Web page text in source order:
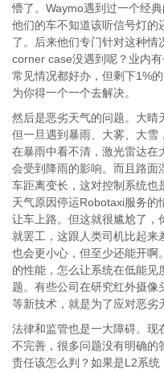
懵了。Waymo遇到过一个经
他们的车不知道该听信号灯的
了。后来他们专门针对这种情
corner case没遇到呢？业内
常见情况都好办，但剩下1%
为你得一个一个去解决。
然后是恶劣天气的问题。大晴
但一旦遇到暴雨、大雾、大雪
在暴雨中看不清，激光雷达在
会受到降雨的影响。而且路面
车距离变长，这对控制系统也
天气原因停运Robotaxi服务的
让车上路。但这就很尴尬了，
就罢工，这跟人类司机比起来
也会更小心，但至少还能开啊
的性能，怎么让系统在低能
题。有些公司在研究红外摄像
等新技术，就是为了应对恶劣
法律和监管也是一大障碍。现
不完善，很多问题没有明确的
责任该怎么判？如果是L2系